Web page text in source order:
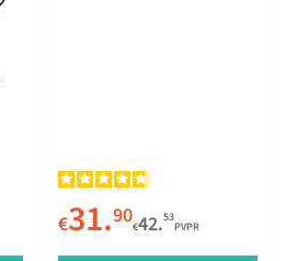
€31.90€42.53
PVPR